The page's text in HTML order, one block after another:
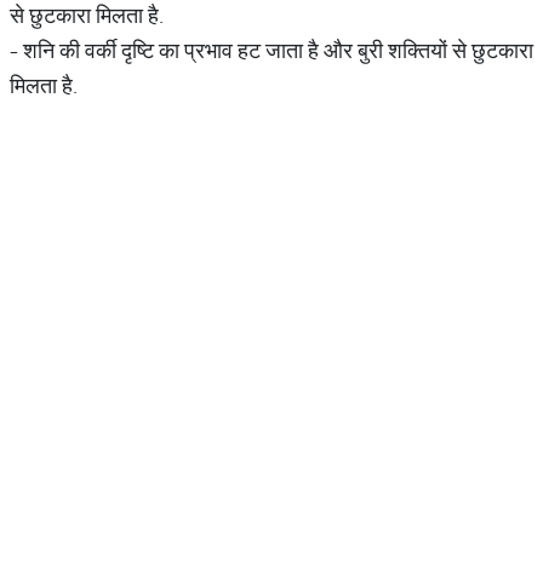
से छुटकारा मिलता है.
- शनि की वर्की दृष्टि का प्रभाव हट जाता है और बुरी शक्तियों से छुटकारा
मिलता है.